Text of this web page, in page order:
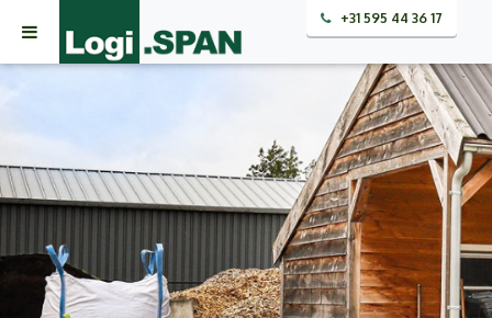
+31 595 44 36 17